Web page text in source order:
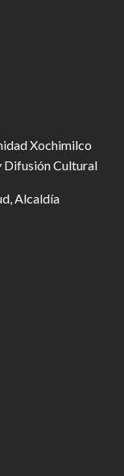
Xochimilco
Difusión Cultural
Alcaldía